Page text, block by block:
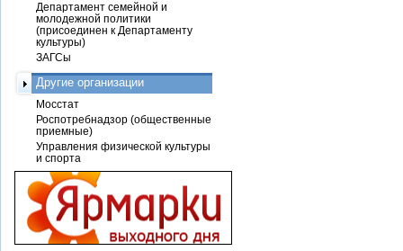
Департамент семейной и
молодежной политики
(присоединен к Департаменту
культуры)
ЗАГСы
Другие организации
Мосстат
Роспотребнадзор (общественные
приемные)
Управления физической культуры
и спорта